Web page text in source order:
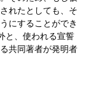
れたとしても、そ
にすることができ
と、使われる宣誓
共同著者が発明者